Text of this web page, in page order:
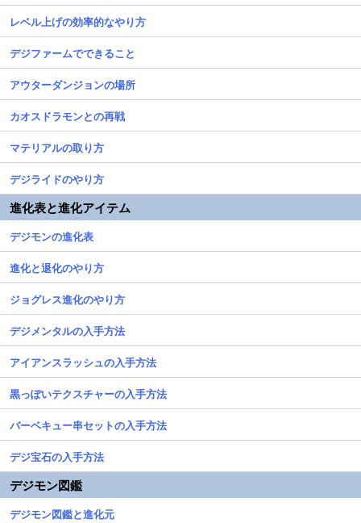
レベル上げの効率的なやり方
デジファームでできること
アウターダンジョンの場所
カオスドラモンとの再戦
マテリアルの取り方
デジライドのやり方
進化表と進化アイテム
デジモンの進化表
進化と退化のやり方
ジョグレス進化のやり方
デジメンタルの入手方法
アイアンスラッシュの入手方法
黒っぽいテクスチャーの入手方法
バーベキュー串セットの入手方法
デジ宝石の入手方法
デジモン図鑑
デジモン図鑑と進化元